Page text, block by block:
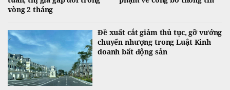
vòng 2 tháng
Đề xuất cắt giảm thủ tục, gỡ vướng
chuyển nhượng trong Luật Kinh
doanh bất động sản